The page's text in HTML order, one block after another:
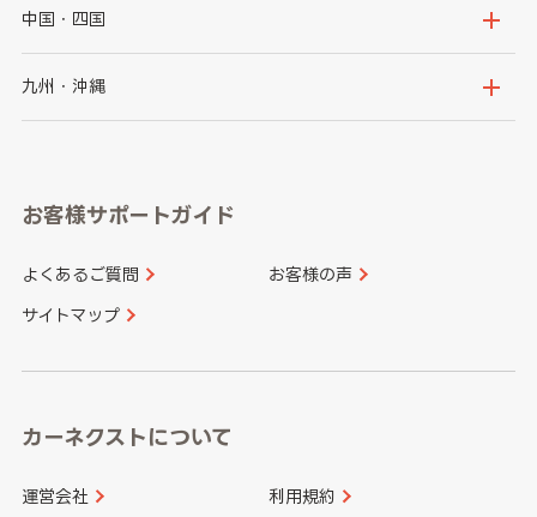
千葉県
神奈川県
石川県
山梨県
愛知県
大阪府
京都府
和歌山県
中国・四国
鳥取県
山口県
香川県 愛媛県
九州・沖縄
長崎県
大分県 宮崎県
お客様サポートガイド
よくあるご質問 お客様の声
サイトマップ
カーネクストについて
運営会社 利用規約